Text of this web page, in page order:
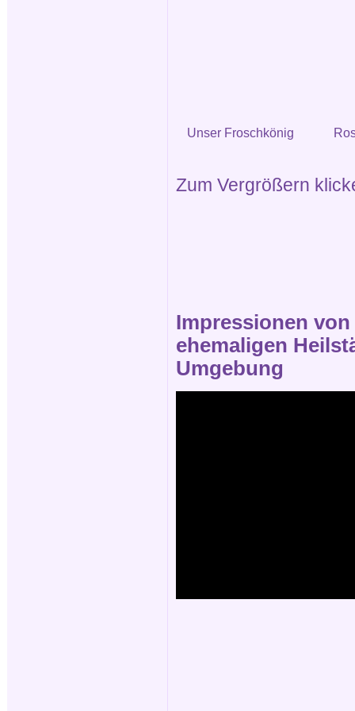
Unser Froschkönig
Zum Vergrößern
Impressionen
ehemaligen
Umgebung